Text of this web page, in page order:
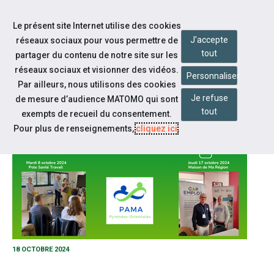
Aller au contenu
NOTRE ACTUALITÉ
18 OCTOBRE 2024
Le présent site Internet utilise des cookies
réseaux sociaux pour vous permettre de
partager du contenu de notre site sur les
réseaux sociaux et visionner des vidéos.
Par ailleurs, nous utilisons des cookies
de mesure d’audience MATOMO qui sont
exempts de recueil du consentement.
Pour plus de renseignements,cliquez ici.
J'accepte
tout
Personnaliser
Je refuse
tout